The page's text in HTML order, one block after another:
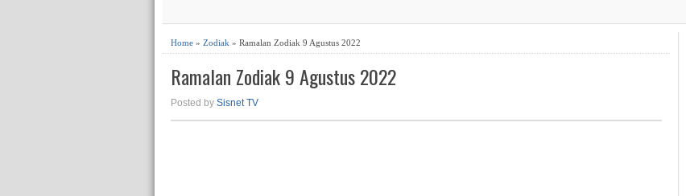
Home » Zodiak » Ramalan Zodiak 9 Agustus 2022
Ramalan Zodiak 9 Agustus 2022
Posted by Sisnet TV